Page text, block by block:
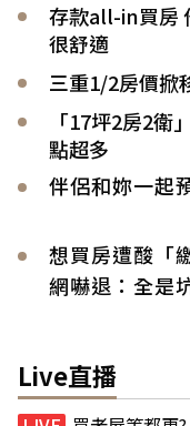
存款all-in買房
很舒適
三重1/2房價掀
「17坪2房2衛
點超多
伴侶和妳一起
想買房遭酸「
網嚇退：全是
Live直播